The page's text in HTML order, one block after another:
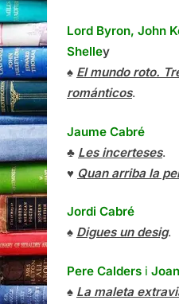
Lord Byron, John
Shelley
♠ El mundo roto.
románticos.
Jaume Cabré
♣ Les incerteses.
♥ Quan arriba la
Jordi Cabré
♠ Digues un desig.
Pere Calders i
♠ La maleta